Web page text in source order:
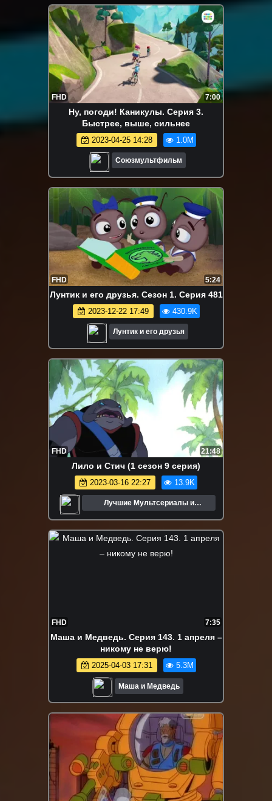
FHD 7:00
Ну, погоди! Каникулы. Серия 3.
Быстрее, выше, сильнее
2023-04-25 14:28 1.0M
Союзмультфильм
FHD 5:24
Лунтик и его друзья. Сезон 1. Серия 481
2023-12-22 17:49 430.9K
Лунтик и его друзья
FHD 21:48
Лило и Стич (1 сезон 9 серия)
2023-03-16 22:27 13.9K
Лучшие Мультсериалы и
FHD 7:35
Маша и Медведь. Серия 143. 1 апреля –
никому не верю!
2025-04-03 17:31 5.3M
Маша и Медведь